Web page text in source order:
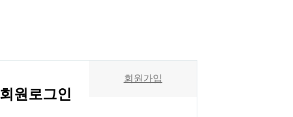
회원 로그인
회원가입